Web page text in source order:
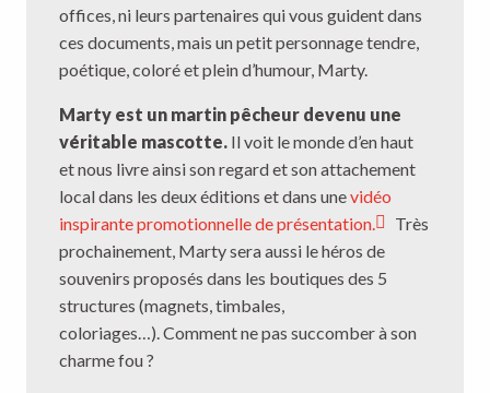
offices, ni leurs partenaires qui vous guident dans
ces documents, mais un petit personnage tendre,
poétique, coloré et plein d’humour, Marty.
Marty est un martin pêcheur devenu une
véritable mascotte. Il voit le monde d’en haut
et nous livre ainsi son regard et son attachement
local dans les deux éditions et dans unevidéo
inspirante promotionnelle de présentation.
Très
prochainement, Marty sera aussi le héros de
souvenirs proposés dans les boutiques des 5
structures (magnets, timbales,
coloriages…). Comment ne pas succomber à son
charme fou ?